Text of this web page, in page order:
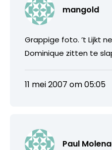
mangold
Grappige foto. ’t Lijkt
Dominique zitten te
11 mei 2007 om 05:05
Paul